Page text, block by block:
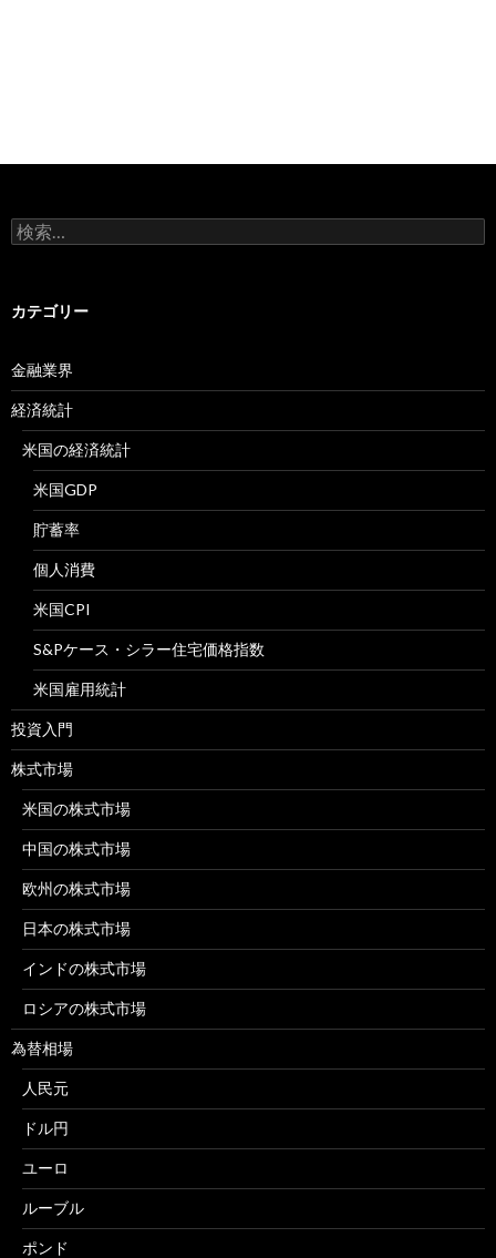
検
索:
カテゴリー
金融業界
経済統計
米国の経済統計
米国GDP
貯蓄率
個人消費
米国CPI
S&Pケース・シラー住宅価格指数
米国雇用統計
投資入門
株式市場
米国の株式市場
中国の株式市場
欧州の株式市場
日本の株式市場
インドの株式市場
ロシアの株式市場
為替相場
人民元
ドル円
ユーロ
ルーブル
ポンド